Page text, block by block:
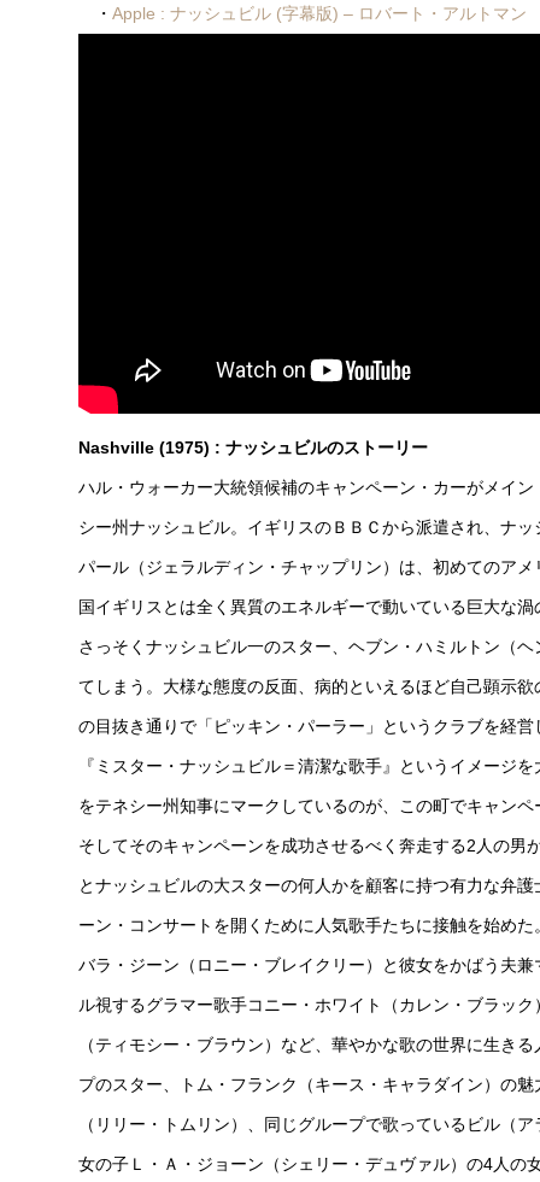
・ Apple : ナッシュビル (字幕版) – ロバート・アルトマン
Nashville (1975) : ナッシュビルのストーリー
ハル・ウォーカー大統領候補のキャンペーン・カーがメイ
シー州ナッシュビル。イギリスのＢＢＣから派遣され、ナ
パール（ジェラルディン・チャップリン）は、初めてのア
国イギリスとは全く異質のエネルギーで動いている巨大な
さっそくナッシュビル一のスター、ヘブン・ハミルトン（
てしまう。大様な態度の反面、病的といえるほど自己顕示
の目抜き通りで「ピッキン・パーラー」というクラブを経
『ミスター・ナッシュビル＝清潔な歌手』というイメージ
をテネシー州知事にマークしているのが、この町でキャン
そしてそのキャンペーンを成功させるべく奔走する2人の
とナッシュビルの大スターの何人かを顧客に持つ有力な弁
ーン・コンサートを開くために人気歌手たちに接触を始め
バラ・ジーン（ロニー・ブレイクリー）と彼女をかばう夫
ル視するグラマー歌手コニー・ホワイト（カレン・ブラッ
（ティモシー・ブラウン）など、華やかな歌の世界に生き
プのスター、トム・フランク（キース・キャラダイン）の
（リリー・トムリン）、同じグループで歌っているビル（
女の子Ｌ・Ａ・ジョーン（シェリー・デュヴァル）の4人